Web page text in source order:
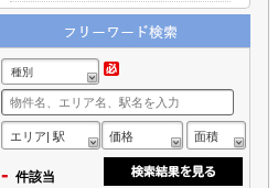
種別
エリア| 駅 価格 面積
- 件該当